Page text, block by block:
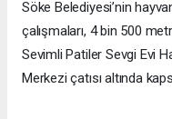
Söke Belediyesi’nin
çalışmaları, 4 bin 500
Sevimli Patiler Sevgi Evi
Merkezi çatısı altında